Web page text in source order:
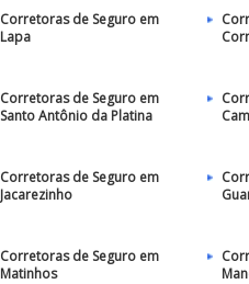
Corretoras de Seguro em
Lapa
Corretoras de Seguro em
Santo Antônio da Platina
Corretoras de Seguro em
Jacarezinho
Corretoras de Seguro em
Matinhos